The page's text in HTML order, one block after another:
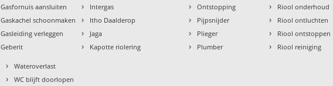
Gasfornuis aansluiten
Gaskachel schoonmaken
Gasleiding verleggen
Geberit
› Intergas
› Itho Daalderop
› Jaga
› Kapotte riolering
› Ontstopping
› Pijpsnijder
› Plieger
› Plumber
› Riool onderhoud
› Riool ontluchten
› Riool ontstoppen
› Riool reiniging
› Wateroverlast
› WC blijft doorlopen